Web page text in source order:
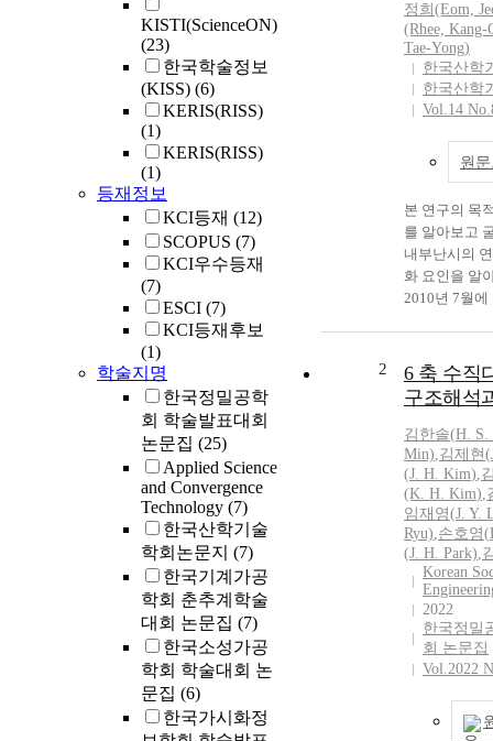
KISTI(ScienceON)
(23)
한국학술정보
(KISS) (6)
KERIS(RISS)
(1)
KERIS(RISS)
(1)
등재정보
KCI등재 (12)
SCOPUS (7)
KCI우수등재
(7)
ESCI (7)
KCI등재후보
(1)
학술지명
한국정밀공학
회 학술발표대회
논문집 (25)
Applied Science
and Convergence
Technology (7)
한국산학기술
학회논문지 (7)
한국기계가공
학회 춘추계학술
대회 논문집 (7)
한국소성가공
학회 학술대회 논
문집 (6)
한국가시화정
정희(Eom,
(Rhee, Kang-
Tae-Yong)
한국산학
한국산학
Vol.14
원
본 연구의 목
를 알아보고
내부난시의
화 요인을 알
2010년 7월에
절검사기로
는 전체적으
세에 8.9%에
가하였 다. 40
하였다가 50
가하였다. 굴
내부난시의
은 연 령군에
하였으나 굴
J<sub>0</
감소하는 경
J<sub>0</
방향 굴절력
없이 일정하
력은 연령에
는 수평방향
2
6 축 수직
구조해석
김한솔(H. S.
Min),김제현(
(J. H. Kim),
(K. H. Kim),
임재영(J. Y.
Ryu),손호영(
(J. H. Park),
Korean
2022
한국정밀
회 논문집
Vol.2022